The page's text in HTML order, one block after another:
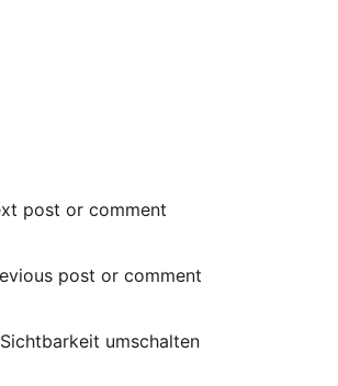
post or comment
post or comment
umschalten